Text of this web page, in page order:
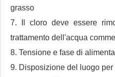
grasso
7. Il cloro deve essere
trattamento dell'acqua
8. Tensione e fase di
9. Disposizione del luogo